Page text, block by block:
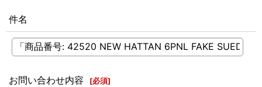
件名
お問い合わせ内容 [必須]